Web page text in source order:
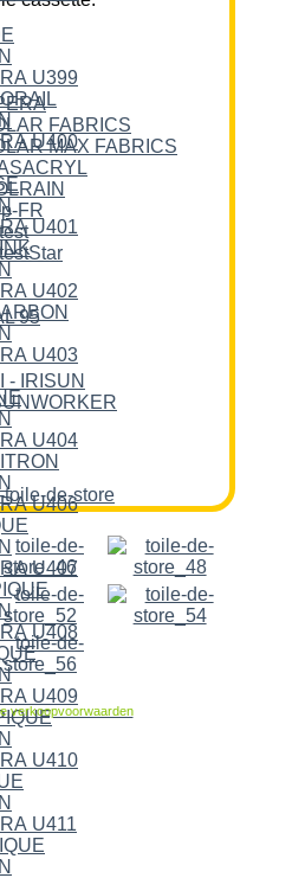
FABRICS
MAX FABRICS
FR
95
- IRISUN
verkoopvoorwaarden